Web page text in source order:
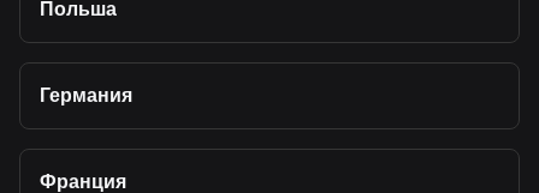
Польша
Германия
Франция